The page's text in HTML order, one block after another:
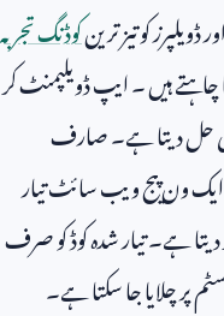
ڈویلپرز کو تیز ترینکوڈنگ تجربہ
ہیں ۔ ایپ ڈویلپمنٹ کر
حل دیتا ہے۔ صارف
ون پیج ویب سائٹ تیار
دیتا ہے۔ تیار شدہ کوڈ کو صرف
پر چلایا جا سکتا ہے۔